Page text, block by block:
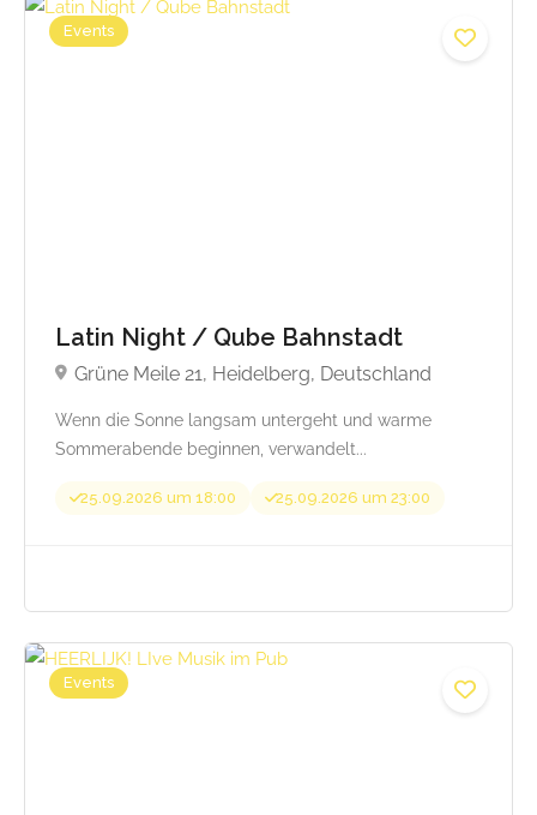
Events
Latin Night / Qube Bahnstadt
Grüne Meile 21, Heidelberg, Deutschland
Wenn die Sonne langsam untergeht und warme
Sommerabende beginnen, verwandelt...
25.09.2026 um 18:00 25.09.2026 um 23:00
Events